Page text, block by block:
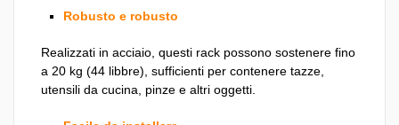
Robusto e robusto
Realizzati in acciaio, questi rack possono sostenere fino
a 20 kg (44 libbre), sufficienti per contenere tazze,
utensili da cucina, pinze e altri oggetti.